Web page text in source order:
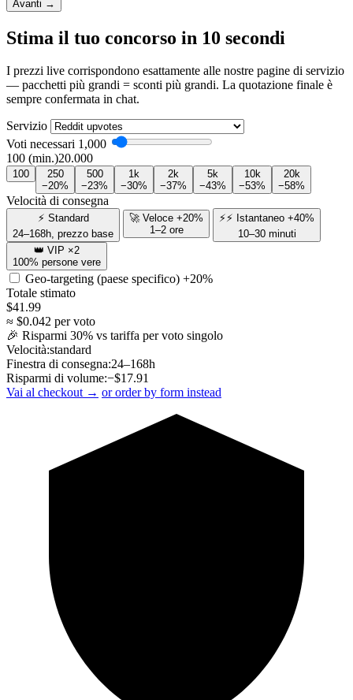
Avanti →
Stima il tuo concorso in 10 secondi
I prezzi live corrispondono esattamente alle nostre pagine di servizio
— pacchetti più grandi = sconti più grandi. La quotazione finale è
sempre confermata in chat.
Servizio
Voti necessari 1,000
100 (min.)20.000
100
250
−20%
500
−23%
1k
−30%
2k
−37%
5k
−43%
10k
−53%
20k
−58%
Velocità di consegna
⚡ Standard
24–168h, prezzo base
🚀 Veloce +20%
1–2 ore
⚡⚡ Istantaneo +40%
10–30 minuti
👑 VIP ×2
100% persone vere
Geo-targeting (paese specifico) +20%
Totale stimato
$41.99
≈ $0.042 per voto
🎉 Risparmi 30% vs tariffa per voto singolo
Velocità:standard
Finestra di consegna:24–168h
Risparmi di volume:−$17.91
Vai al checkout → or order by form instead